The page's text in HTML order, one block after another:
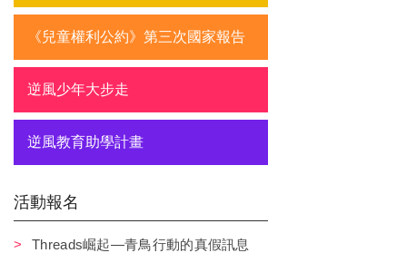
《兒童權利公約》第三次國家報告
逆風少年大步走
逆風教育助學計畫
活動報名
Threads崛起—青鳥行動的真假訊息